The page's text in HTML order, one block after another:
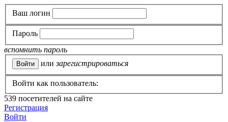
Ваш логин
Пароль
вспомнить пароль
или зарегистрироваться
Войти как пользователь:
539 посетителей на сайте
Регистрация
Войти